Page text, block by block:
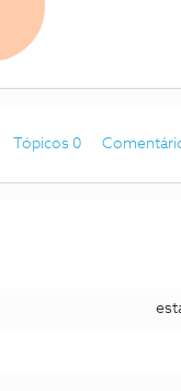
Tópicos 0